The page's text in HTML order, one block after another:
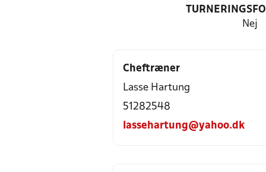
Nej
Cheftræner
Lasse Hartung
51282548
lassehartung@yahoo.dk